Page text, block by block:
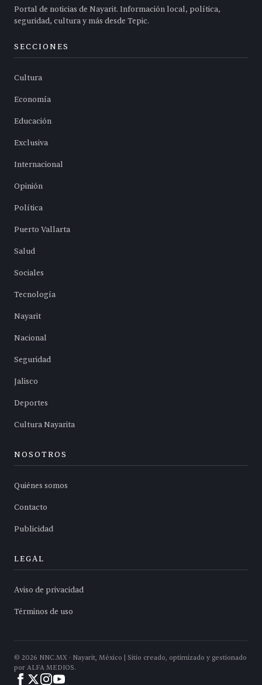
Portal de noticias de Nayarit. Información local, política,
seguridad, cultura y más desde Tepic.
SECCIONES
Cultura
Economía
Educación
Exclusiva
Internacional
Opinión
Política
Puerto Vallarta
Salud
Sociales
Tecnología
Nayarit
Nacional
Seguridad
Jalisco
Deportes
Cultura Nayarita
NOSOTROS
Quiénes somos
Contacto
Publicidad
LEGAL
Aviso de privacidad
Términos de uso
© 2026 NNC.MX · Nayarit, México | Sitio creado, optimizado y gestionado
por ALFA MEDIOS.